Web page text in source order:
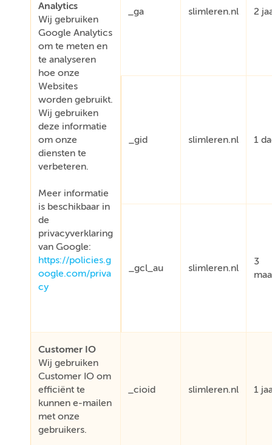
Analytics
Wij gebruiken
Google Analytics
om te meten en
te analyseren
hoe onze
Websites
worden gebruikt.
Wij gebruiken
deze informatie
om onze
diensten te
verbeteren.
Meer informatie
is beschikbaar in
de
privacyverklaring
van Google:
https://policies.g
oogle.com/priva
cy
_ga slimleren.nl 2
_gid slimleren.nl 1
_gcl_au slimleren.nl
3
Customer IO
Wij gebruiken
Customer IO om
efficiënt te
kunnen e-mailen
met onze
gebruikers.
_cioid slimleren.nl 1